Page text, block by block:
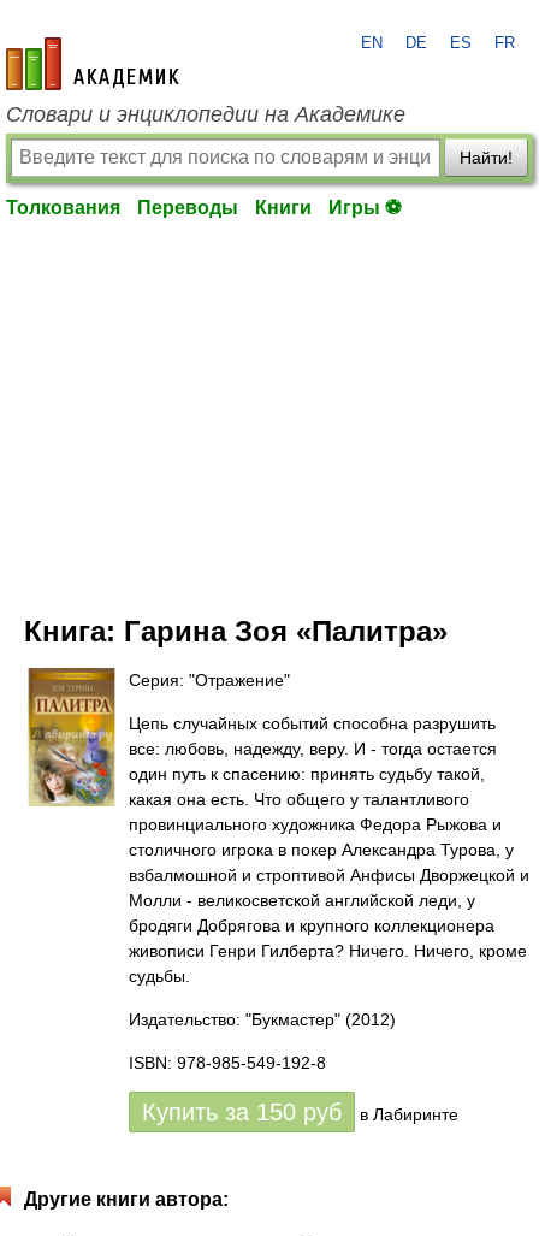
academic.ru
EN DE ES FR
Словари и энциклопедии на Академике
Найти!
Толкования Переводы Книги Игры ⚽
Книга: Гарина Зоя «Палитра»
Серия: "Отражение"
Цепь случайных событий способна разрушить
все: любовь, надежду, веру. И - тогда остается
один путь к спасению: принять судьбу такой,
какая она есть. Что общего у талантливого
провинциального художника Федора Рыжова и
столичного игрока в покер Александра Турова, у
взбалмошной и строптивой Анфисы Дворжецкой и
Молли - великосветской английской леди, у
бродяги Добрягова и крупного коллекционера
живописи Генри Гилберта? Ничего. Ничего, кроме
судьбы.
Издательство: "Букмастер" (2012)
ISBN: 978-985-549-192-8
Купить за 150 руб в Лабиринте
Другие книги автора: